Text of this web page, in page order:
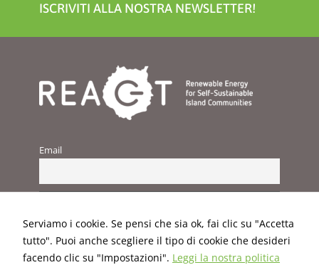
ISCRIVITI ALLA NOSTRA NEWSLETTER!
Email
Serviamo i cookie. Se pensi che sia ok, fai clic su "Accetta
tutto". Puoi anche scegliere il tipo di cookie che desideri
facendo clic su "Impostazioni". Leggi la nostra politica
per il corretto
Statistiche
Per
consentirci
struttura
web, in
base
all'utilizzo
del sito web